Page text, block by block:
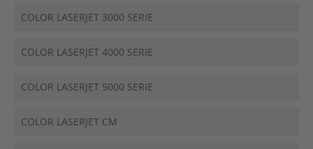
COLOR LASERJET 3000 SERIE
COLOR LASERJET 4000 SERIE
COLOR LASERJET 5000 SERIE
COLOR LASERJET CM